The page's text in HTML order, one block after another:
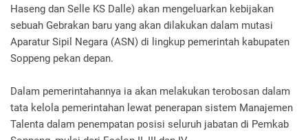
Haseng dan Selle KS Dalle) akan mengeluarkan kebijakan
sebuah Gebrakan baru yang akan dilakukan dalam mutasi
Aparatur Sipil Negara (ASN) di lingkup pemerintah kabupaten
Soppeng pekan depan.
Dalam pemerintahannya ia akan melakukan terobosan dalam
tata kelola pemerintahan lewat penerapan sistem Manajemen
Talenta dalam penempatan posisi seluruh jabatan di Pemkab